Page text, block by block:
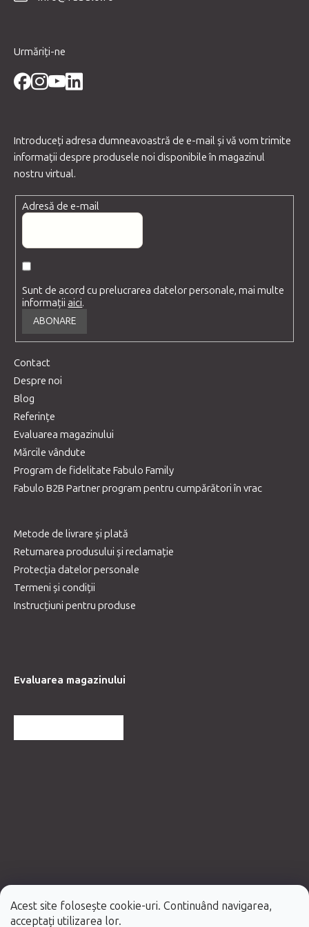
Acest site folosește cookie-uri. Continuând navigarea,
acceptați utilizarea lor.
Urmăriți-ne
Introduceţi adresa dumneavoastră de e-mail şi vă vom trimite
informaţii despre produsele noi disponibile în magazinul
nostru virtual.
Adresă de e-mail
Sunt de acord cu prelucrarea datelor personale, mai multe
informațiiaici.
ABONARE
Contact
Despre noi
Blog
Referințe
Evaluarea magazinului
Mărcile vândute
Program de fidelitate Fabulo Family
Fabulo B2B Partner program pentru cumpărători în vrac
Metode de livrare și plată
Returnarea produsului și reclamație
Protecția datelor personale
Termeni și condiții
Instrucțiuni pentru produse
Evaluarea magazinului
Creat de Shoptet Premium